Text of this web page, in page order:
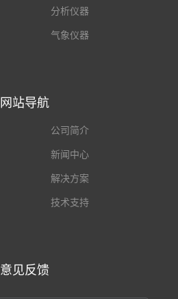
分析仪器
气象仪器
网站导航
公司简介
新闻中心
解决方案
技术支持
意见反馈